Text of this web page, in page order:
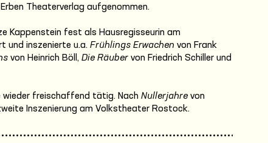
Theaterverlag aufgenommen.
Kappenstein fest als Hausregisseurin am
und inszenierte u.a. Frühlings Erwachen von Frank
von Heinrich Böll, Die Räuber von Friedrich Schiller und
freischaffend tätig. Nach Nullerjahre von
Inszenierung am Volkstheater Rostock.